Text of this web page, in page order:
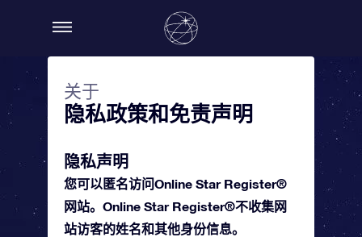
关于
隐私政策和免责声明
隐私声明
您可以匿名访问Online Star Register®
网站。Online Star Register®不收集网
站访客的姓名和其他身份信息。